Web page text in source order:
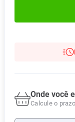
Onde você
Calcule o